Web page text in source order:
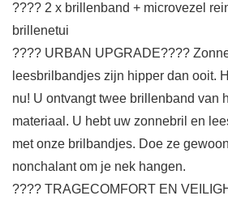
???? 2 x brillenband + microvezel
brillenetui
???? URBAN UPGRADE????️
leesbrilbandjes zijn hipper dan ooit.
nu! U ontvangt twee brillenband van
materiaal. U hebt uw zonnebril en
met onze brilbandjes. Doe ze
nonchalant om je nek hangen.
???? TRAGECOMFORT EN